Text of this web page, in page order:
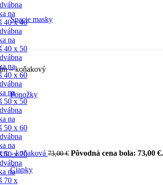
Spacie masky
Ponožky
Čiapky
na
40 x 40
na
40 x 50
na
40 x 60
na
50 x 50
na
50 x 60
na
50 x 70
na
70 x
– koňakový
- koňaková 73,00€ Pôvodná cena bola: 73,00 €.